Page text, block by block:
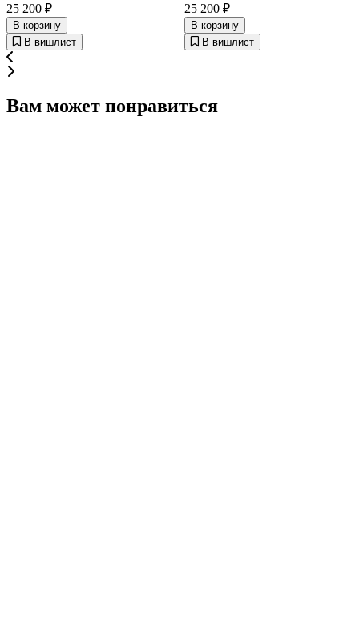
25 200 ₽
В корзину
В вишлист
25 200 ₽
В корзину
В вишлист
Вам может понравиться